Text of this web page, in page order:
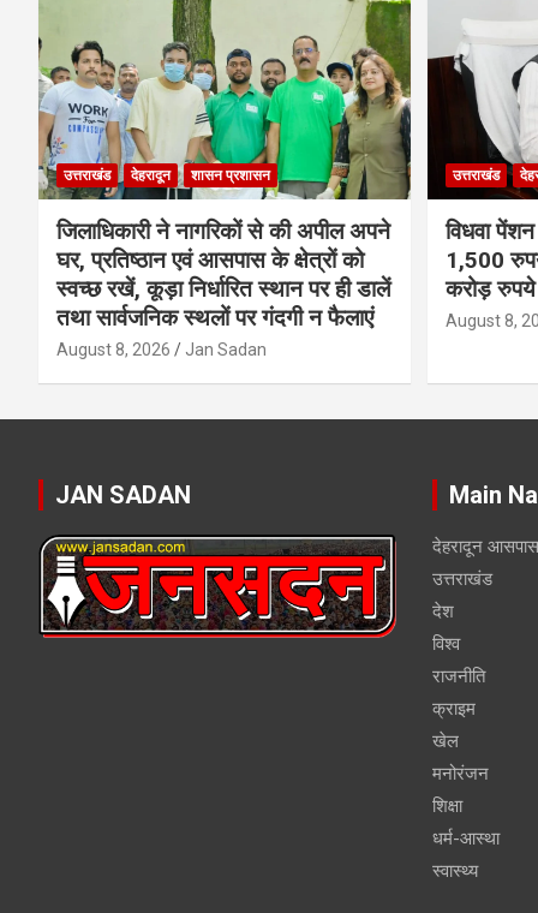
उत्तराखंड देहरादून शासन प्रशासन
जिलाधिकारी ने नागरिकों से की अपील अपने
घर, प्रतिष्ठान एवं आसपास के क्षेत्रों को
स्वच्छ रखें, कूड़ा निर्धारित स्थान पर ही डालें
तथा सार्वजनिक स्थलों पर गंदगी न फैलाएं
August 8, 2026 Jan Sadan
उत्तराखंड
विधवा
1,500
करोड़ रुपये
August 8,
JAN SADAN Main
देहरादून आसपास
उत्तराखंड
देश
विश्व
राजनीति
क्राइम
खेल
मनोरंजन
शिक्षा
धर्म-आस्था
स्वास्थ्य